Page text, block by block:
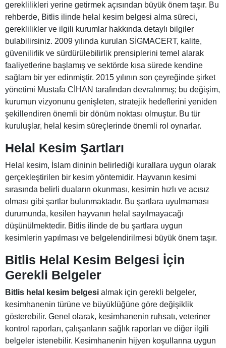
gereklilikleri yerine getirmek açısından büyük önem taşır. Bu
rehberde, Bitlis ilinde helal kesim belgesi alma süreci,
gereklilikler ve ilgili kurumlar hakkında detaylı bilgiler
bulabilirsiniz. 2009 yılında kurulan SİGMACERT, kalite,
güvenilirlik ve sürdürülebilirlik prensiplerini temel alarak
faaliyetlerine başlamış ve sektörde kısa sürede kendine
sağlam bir yer edinmiştir. 2015 yılının son çeyreğinde şirket
yönetimi Mustafa CİHAN tarafından devralınmış; bu değişim,
kurumun vizyonunu genişleten, stratejik hedeflerini yeniden
şekillendiren önemli bir dönüm noktası olmuştur. Bu tür
kuruluşlar, helal kesim süreçlerinde önemli rol oynarlar.
Helal Kesim Şartları
Helal kesim, İslam dininin belirlediği kurallara uygun olarak
gerçekleştirilen bir kesim yöntemidir. Hayvanın kesimi
sırasında belirli duaların okunması, kesimin hızlı ve acısız
olması gibi şartlar bulunmaktadır. Bu şartlara uyulmaması
durumunda, kesilen hayvanın helal sayılmayacağı
düşünülmektedir. Bitlis ilinde de bu şartlara uygun
kesimlerin yapılması ve belgelendirilmesi büyük önem taşır.
Bitlis Helal Kesim Belgesi İçin
Gerekli Belgeler
Bitlis helal kesim belgesi almak için gerekli belgeler,
kesimhanenin türüne ve büyüklüğüne göre değişiklik
gösterebilir. Genel olarak, kesimhanenin ruhsatı, veteriner
kontrol raporları, çalışanların sağlık raporları ve diğer ilgili
belgeler istenebilir. Kesimhanenin hijyen koşullarına uygun